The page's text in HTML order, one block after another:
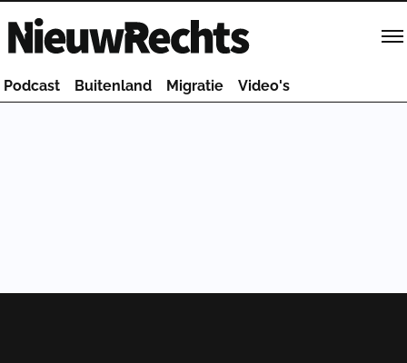
Homepage van NieuwRechts
Podcast Buitenland Migratie Video's